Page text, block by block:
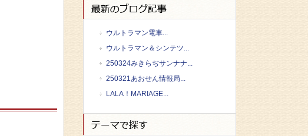
ウルトラマン電車...
ウルトラマン＆シンテツ...
250324みきらぢサンナナ...
250321あおせん情報局...
LALA！MARIAGE...